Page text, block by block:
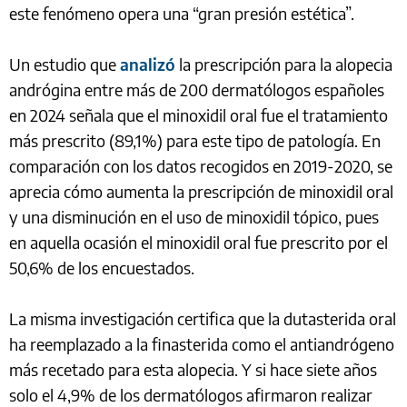
este fenómeno opera una “gran presión estética”.
Un estudio queanalizó la prescripción para la alopecia
andrógina entre más de 200 dermatólogos españoles
en 2024 señala que el minoxidil oral fue el tratamiento
más prescrito (89,1%) para este tipo de patología. En
comparación con los datos recogidos en 2019-2020, se
aprecia cómo aumenta la prescripción de minoxidil oral
y una disminución en el uso de minoxidil tópico, pues
en aquella ocasión el minoxidil oral fue prescrito por el
50,6% de los encuestados.
La misma investigación certifica que la dutasterida oral
ha reemplazado a la finasterida como el antiandrógeno
más recetado para esta alopecia. Y si hace siete años
solo el 4,9% de los dermatólogos afirmaron realizar